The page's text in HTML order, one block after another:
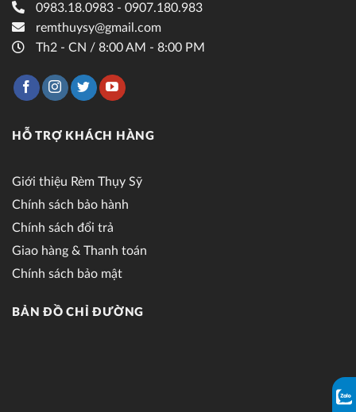
0983.18.0983 - 0907.180.983
remthuysy@gmail.com
Th2 - CN / 8:00 AM - 8:00 PM
HỖ TRỢ KHÁCH HÀNG
Giới thiệu Rèm Thụy Sỹ
Chính sách bảo hành
Chính sách đổi trả
Giao hàng & Thanh toán
Chính sách bảo mật
BẢN ĐỒ CHỈ ĐƯỜNG